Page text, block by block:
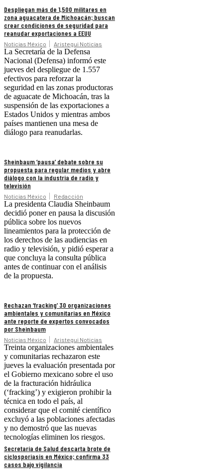
Despliegan más de 1,500 militares en
zona aguacatera de Michoacán; buscan
crear condiciones de seguridad para
reanudar exportaciones a EEUU
Noticias México Aristegui Noticias
La Secretaría de la Defensa
Nacional (Defensa) informó este
jueves del despliegue de 1.557
efectivos para reforzar la
seguridad en las zonas productoras
de aguacate de Michoacán, tras la
suspensión de las exportaciones a
Estados Unidos y mientras ambos
países mantienen una mesa de
diálogo para reanudarlas.
Sheinbaum ‘pausa’ debate sobre su
propuesta para regular medios y abre
diálogo con la industria de radio y
televisión
Noticias México Redacción
La presidenta Claudia Sheinbaum
decidió poner en pausa la discusión
pública sobre los nuevos
lineamientos para la protección de
los derechos de las audiencias en
radio y televisión, y pidió esperar a
que concluya la consulta pública
antes de continuar con el análisis
de la propuesta.
Rechazan ‘fracking’ 30 organizaciones
ambientales y comunitarias en México
ante reporte de expertos convocados
por Sheinbaum
Noticias México Aristegui Noticias
Treinta organizaciones ambientales
y comunitarias rechazaron este
jueves la evaluación presentada por
el Gobierno mexicano sobre el uso
de la fracturación hidráulica
(‘fracking’) y exigieron prohibir la
técnica en todo el país, al
considerar que el comité científico
excluyó a las poblaciones afectadas
y no demostró que las nuevas
tecnologías eliminen los riesgos.
Secretaría de Salud descarta brote de
ciclosporiasis en México; confirma 33
casos bajo vigilancia